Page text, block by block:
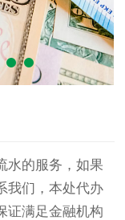
水的服务，如果
我们，本处代办
证满足金融机构